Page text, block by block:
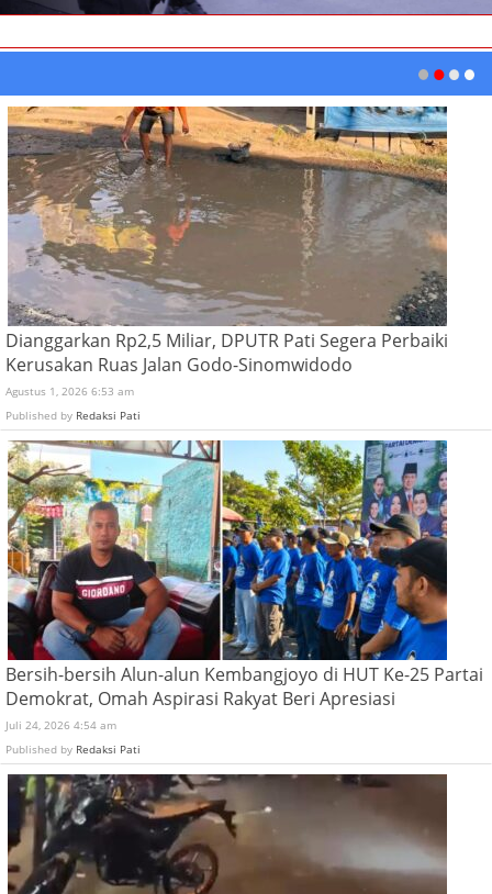
Dianggarkan Rp2,5 Miliar, DPUTR Pati Segera Perbaiki
Kerusakan Ruas Jalan Godo-Sinomwidodo
Agustus 1, 2026 6:53 am
Published by Redaksi Pati
Bersih-bersih Alun-alun Kembangjoyo di HUT Ke-25 Partai
Demokrat, Omah Aspirasi Rakyat Beri Apresiasi
Juli 24, 2026 4:54 am
Published by Redaksi Pati